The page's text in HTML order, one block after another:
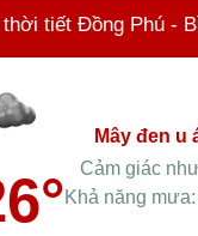
thời tiết Đồng Phú -
mây đen u
Cảm giác
Khả năng mưa: